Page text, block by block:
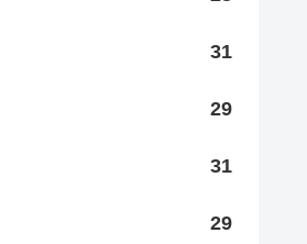
31
29
31
29